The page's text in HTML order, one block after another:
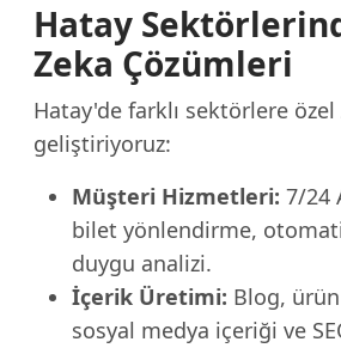
Hatay
Zeka Çözümleri
Hatay'de farklı sektörlere
geliştiriyoruz:
Müşteri Hizmetleri: 7/24
bilet yönlendirme,
duygu analizi.
İçerik Üretimi: Blog, ürün
sosyal medya içeriği ve